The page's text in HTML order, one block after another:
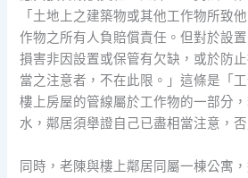
「土地上之建築物或其他工作物所致
作物之所有人負賠償責任。但對於設
損害非因設置或保管有欠缺，或於防
當之注意者，不在此限。」這條是「
樓上房屋的管線屬於工作物的一部分
水，鄰居須舉證自己已盡相當注意，
同時，老陳與樓上鄰居同屬一棟公寓